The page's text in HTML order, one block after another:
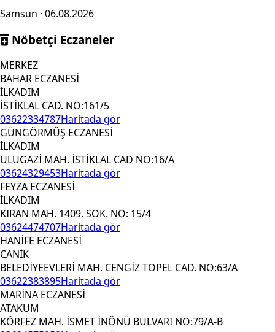
Samsun · 06.08.2026
Nöbetçi Eczaneler
MERKEZ
BAHAR ECZANESİ
İLKADIM
İSTİKLAL CAD. NO:161/5
03622334787Haritada gör
GÜNGÖRMÜŞ ECZANESİ
İLKADIM
ULUGAZİ MAH. İSTİKLAL CAD NO:16/A
03624329453Haritada gör
FEYZA ECZANESİ
İLKADIM
KIRAN MAH. 1409. SOK. NO: 15/4
03624474707Haritada gör
HANİFE ECZANESİ
CANİK
BELEDİYEEVLERİ MAH. CENGİZ TOPEL CAD. NO:63/A
03622383895Haritada gör
MARİNA ECZANESİ
ATAKUM
KÖRFEZ MAH. İSMET İNÖNÜ BULVARI NO:79/A-B